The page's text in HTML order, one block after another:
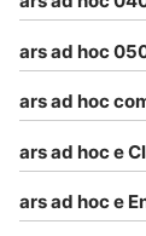
ars ad hoc
ars ad hoc
ars ad hoc e
ars ad hoc e